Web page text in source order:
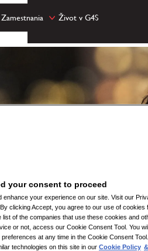
Život v G4S
your consent to proceed
your experience on our site. Visit our
clicking Accept, you agree to our use of cookies
of the companies that use these cookies and
or not, access our Cookie Consent Tool. You
at any time in the Cookie Consent
technologies on this site in our Cookie Policy